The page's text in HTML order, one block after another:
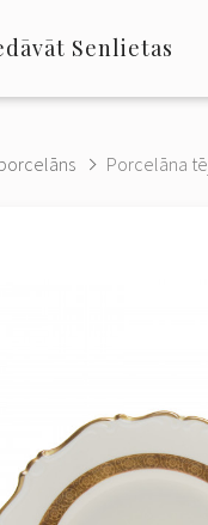
Senlietas
Porcelāna